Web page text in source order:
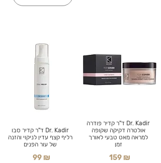
Dr. Kadir ד"ר קדיר סבו
רליף קצף עדין לניקוי והזנה
של עור הפנים
99 ₪
Dr. Kadir ד"ר קדיר פודרה
אולטרה דקיקה שקופה
למראה מאט טבעי לאורך
זמן
159 ₪